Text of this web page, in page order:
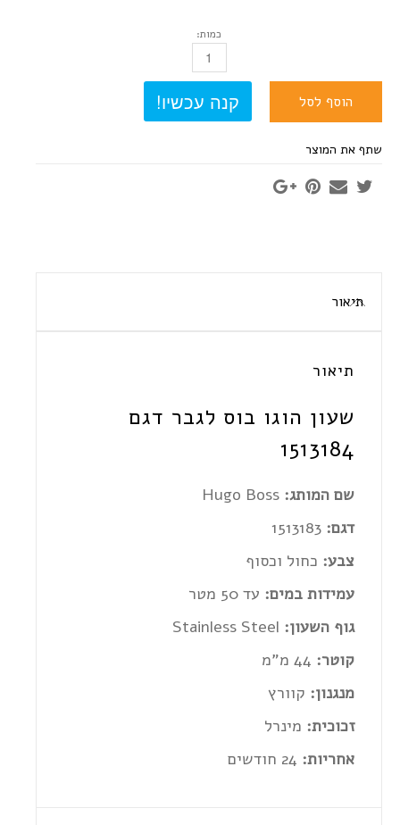
כמות:
כמות
הוסף לסל
שתף את המוצר
תיאור
תיאור
שעון הוגו בוס לגבר דגם
1513184
שם המותג:
דגם:
צבע: כחול וכסוף
עמידות במים: עד 50 מטר
גוף השעון:
קוטר:
מנגנון: קוורץ
זכוכית: מינרל
אחריות: